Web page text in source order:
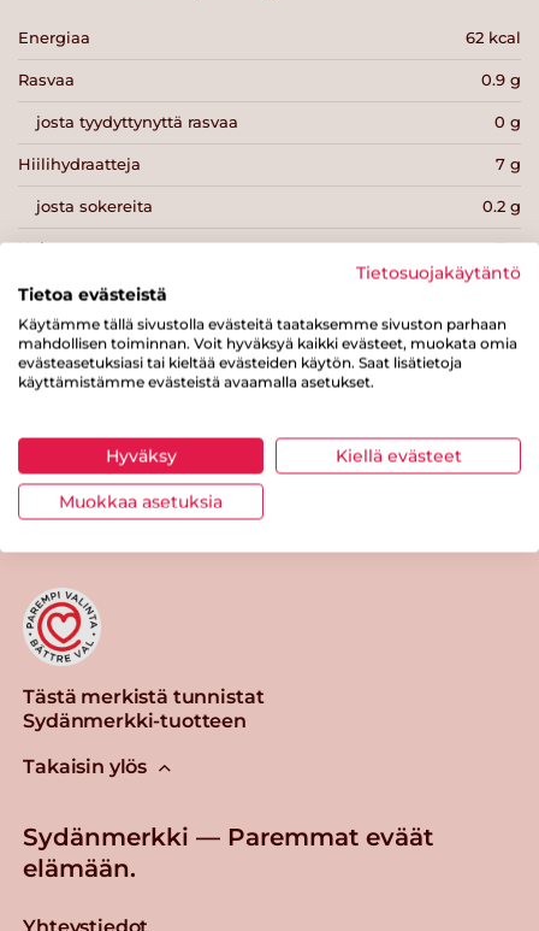
Energiaa 62 kcal
Rasvaa 0.9 g
josta tyydyttynyttä rasvaa 0 g
Hiilihydraatteja 7 g
josta sokereita 0.2 g
Kuitua 7 g
Proteiinia
Suolaa 0 g
Tulosta sivu Jaa tuote
Tästä merkistä tunnistat
Sydänmerkki-tuotteen
Takaisin ylös
Sydänmerkki — Paremmat eväät
elämään.
Yhteystiedot
Tietosuojakäytäntö
Tietoa evästeistä
Käytämme tällä sivustolla evästeitä taataksemme sivuston parhaan
mahdollisen toiminnan. Voit hyväksyä kaikki evästeet, muokata omia
evästeasetuksiasi tai kieltää evästeiden käytön. Saat lisätietoja
käyttämistämme evästeistä avaamalla asetukset.
Hyväksy Kiellä evästeet
Muokkaa asetuksia